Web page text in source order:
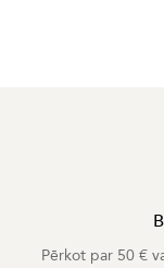
Pērkot par 50 €